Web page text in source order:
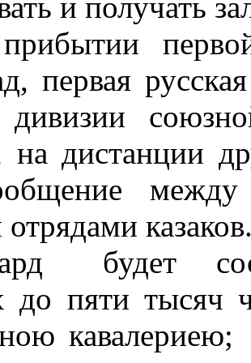
прибытии
первая русская
дивизии
на дистанции
будет
до пяти тысяч
кавалериею;